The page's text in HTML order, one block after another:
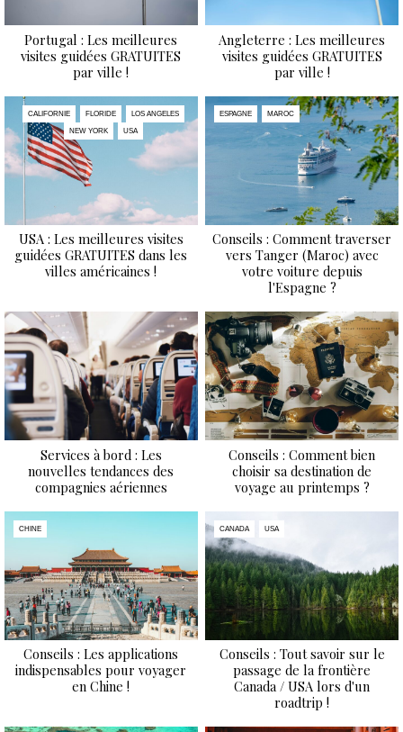
Portugal : Les meilleures
visites guidées GRATUITES
par ville !
Angleterre : Les meilleures
visites guidées GRATUITES
par ville !
CALIFORNIE FLORIDE LOS ANGELES
NEW YORK USA
USA : Les meilleures visites
guidées GRATUITES dans les
villes américaines !
ESPAGNE MAROC
Conseils : Comment traverser
vers Tanger (Maroc) avec
votre voiture depuis
l'Espagne ?
Services à bord : Les
nouvelles tendances des
compagnies aériennes
Conseils : Comment bien
choisir sa destination de
voyage au printemps ?
CHINE
Conseils : Les applications
indispensables pour voyager
en Chine !
CANADA USA
Conseils : Tout savoir sur le
passage de la frontière
Canada / USA lors d'un
roadtrip !